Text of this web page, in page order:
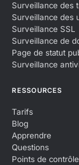
Surveillance des
Surveillance des
Surveillance SSL
Surveillance de
Page de statut
Surveillance
RESSOURCES
Tarifs
Blog
Apprendre
Questions
Points de contrôle